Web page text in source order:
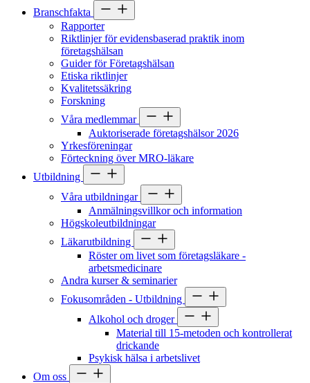
Branschfakta
Rapporter
Riktlinjer för evidensbaserad praktik inom
företagshälsan
Guider för Företagshälsan
Etiska riktlinjer
Kvalitetssäkring
Forskning
Våra medlemmar
Auktoriserade företagshälsor 2026
Yrkesföreningar
Förteckning över MRO-läkare
Utbildning
Våra utbildningar
Anmälningsvillkor och information
Högskoleutbildningar
Läkarutbildning
Röster om livet som företagsläkare -
arbetsmedicinare
Andra kurser & seminarier
Fokusområden - Utbildning
Alkohol och droger
Material till 15-metoden och kontrollerat
drickande
Psykisk hälsa i arbetslivet
Om oss